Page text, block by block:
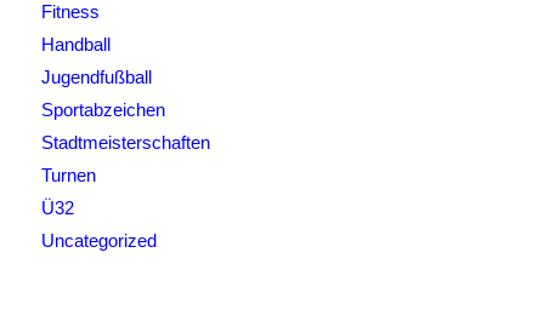
Fitness
Handball
Jugendfußball
Sportabzeichen
Stadtmeisterschaften
Turnen
Ü32
Uncategorized